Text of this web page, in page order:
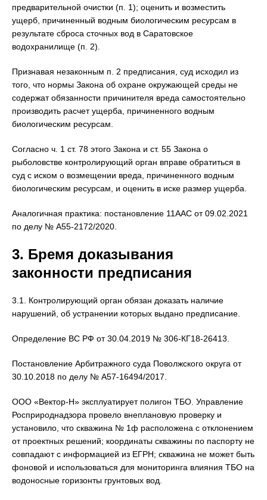
предварительной очистки (п. 1); оценить и возместить
ущерб, причиненный водным биологическим ресурсам в
результате сброса сточных вод в Саратовское
водохранилище (п. 2).
Признавая незаконным п. 2 предписания, суд исходил из
того, что нормы Закона об охране окружающей среды не
содержат обязанности причинителя вреда самостоятельно
производить расчет ущерба, причиненного водным
биологическим ресурсам.
Согласно ч. 1 ст. 78 этого Закона и ст. 55 Закона о
рыболовстве контролирующий орган вправе обратиться в
суд с иском о возмещении вреда, причиненного водным
биологическим ресурсам, и оценить в иске размер ущерба.
Аналогичная практика: постановление 11ААС от 09.02.2021
по делу № А55-2172/2020.
3. Бремя доказывания
законности предписания
3.1. Контролирующий орган обязан доказать наличие
нарушений, об устранении которых выдано предписание.
Определение ВС РФ от 30.04.2019 № 306-КГ18-26413.
Постановление Арбитражного суда Поволжского округа от
30.10.2018 по делу № А57-16494/2017.
ООО «Вектор-Н» эксплуатирует полигон ТБО. Управление
Росприроднадзора провело внеплановую проверку и
установило, что скважина № 1ф расположена с отклонением
от проектных решений; координаты скважины по паспорту не
совпадают с информацией из ЕГРН; скважина не может быть
фоновой и использоваться для мониторинга влияния ТБО на
водоносные горизонты грунтовых вод.